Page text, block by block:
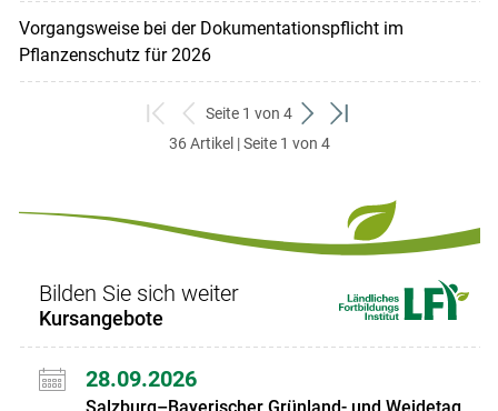
Vorgangsweise bei der Dokumentationspflicht im
Pflanzenschutz für 2026
zum
ersten
zurück
zum
Seite 1 von 4
weiter
zum
zum
36 Artikel | Seite 1 von 4
Bilden Sie sich weiter
Kursangebote
28.09.2026